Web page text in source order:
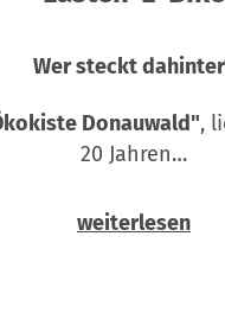
Wer steckt
Donauwald",
20 Jahren…
weiterlesen